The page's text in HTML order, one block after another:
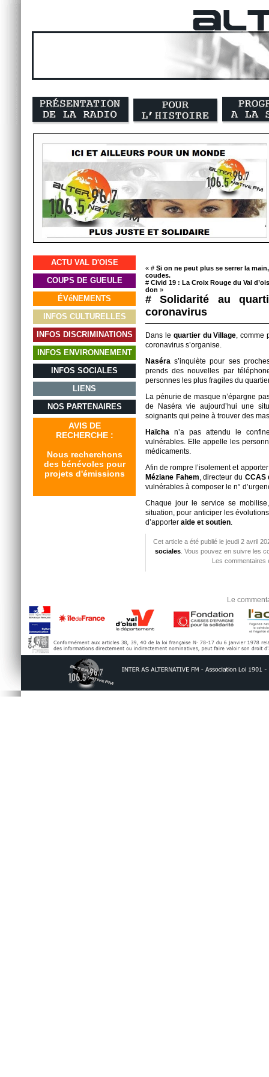
ACTU VAL D'OISE
COUPS DE GUEULE
ÉVéNEMENTS
INFOS CULTURELLES
INFOS DISCRIMINATIONS
INFOS ENVIRONNEMENT
INFOS SOCIALES
LIENS
NOS PARTENAIRES
AVIS DE
RECHERCHE :
Nous recherchons
des bénévoles pour
projets d'émissions
« # Si on ne peut plus se serrer la
coudes.
# Civid 19 : La Croix Rouge du Val
don »
# Solidarité au
coronavirus
Dans le quartier du Village, comme
coronavirus s’organise.
Naséra s’inquiète pour ses
prends des nouvelles par
personnes les plus fragiles du
La pénurie de masque n’épargne
de Naséra vie aujourd’hui une
soignants qui peine à trouver des
Haïcha n’a pas attendu le
vulnérables. Elle appelle les
médicaments.
Afin de rompre l’isolement et
Méziane Fahem, directeur du CCAS
vulnérables à composer le n°
Chaque jour le service se
situation, pour anticiper les
d’apporter aide et soutien.
Cet article a été publié le jeudi 2 avril
sociales. Vous pouvez en suivre les
Les commentaires
Le